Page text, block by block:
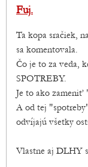
Fuj.
Ta kopa sračiek,
sa komentovala.
Čo je to za veda,
SPOTREBY.
Je to ako
A od tej
odvíjajú všetky
Vlastne aj DLHY